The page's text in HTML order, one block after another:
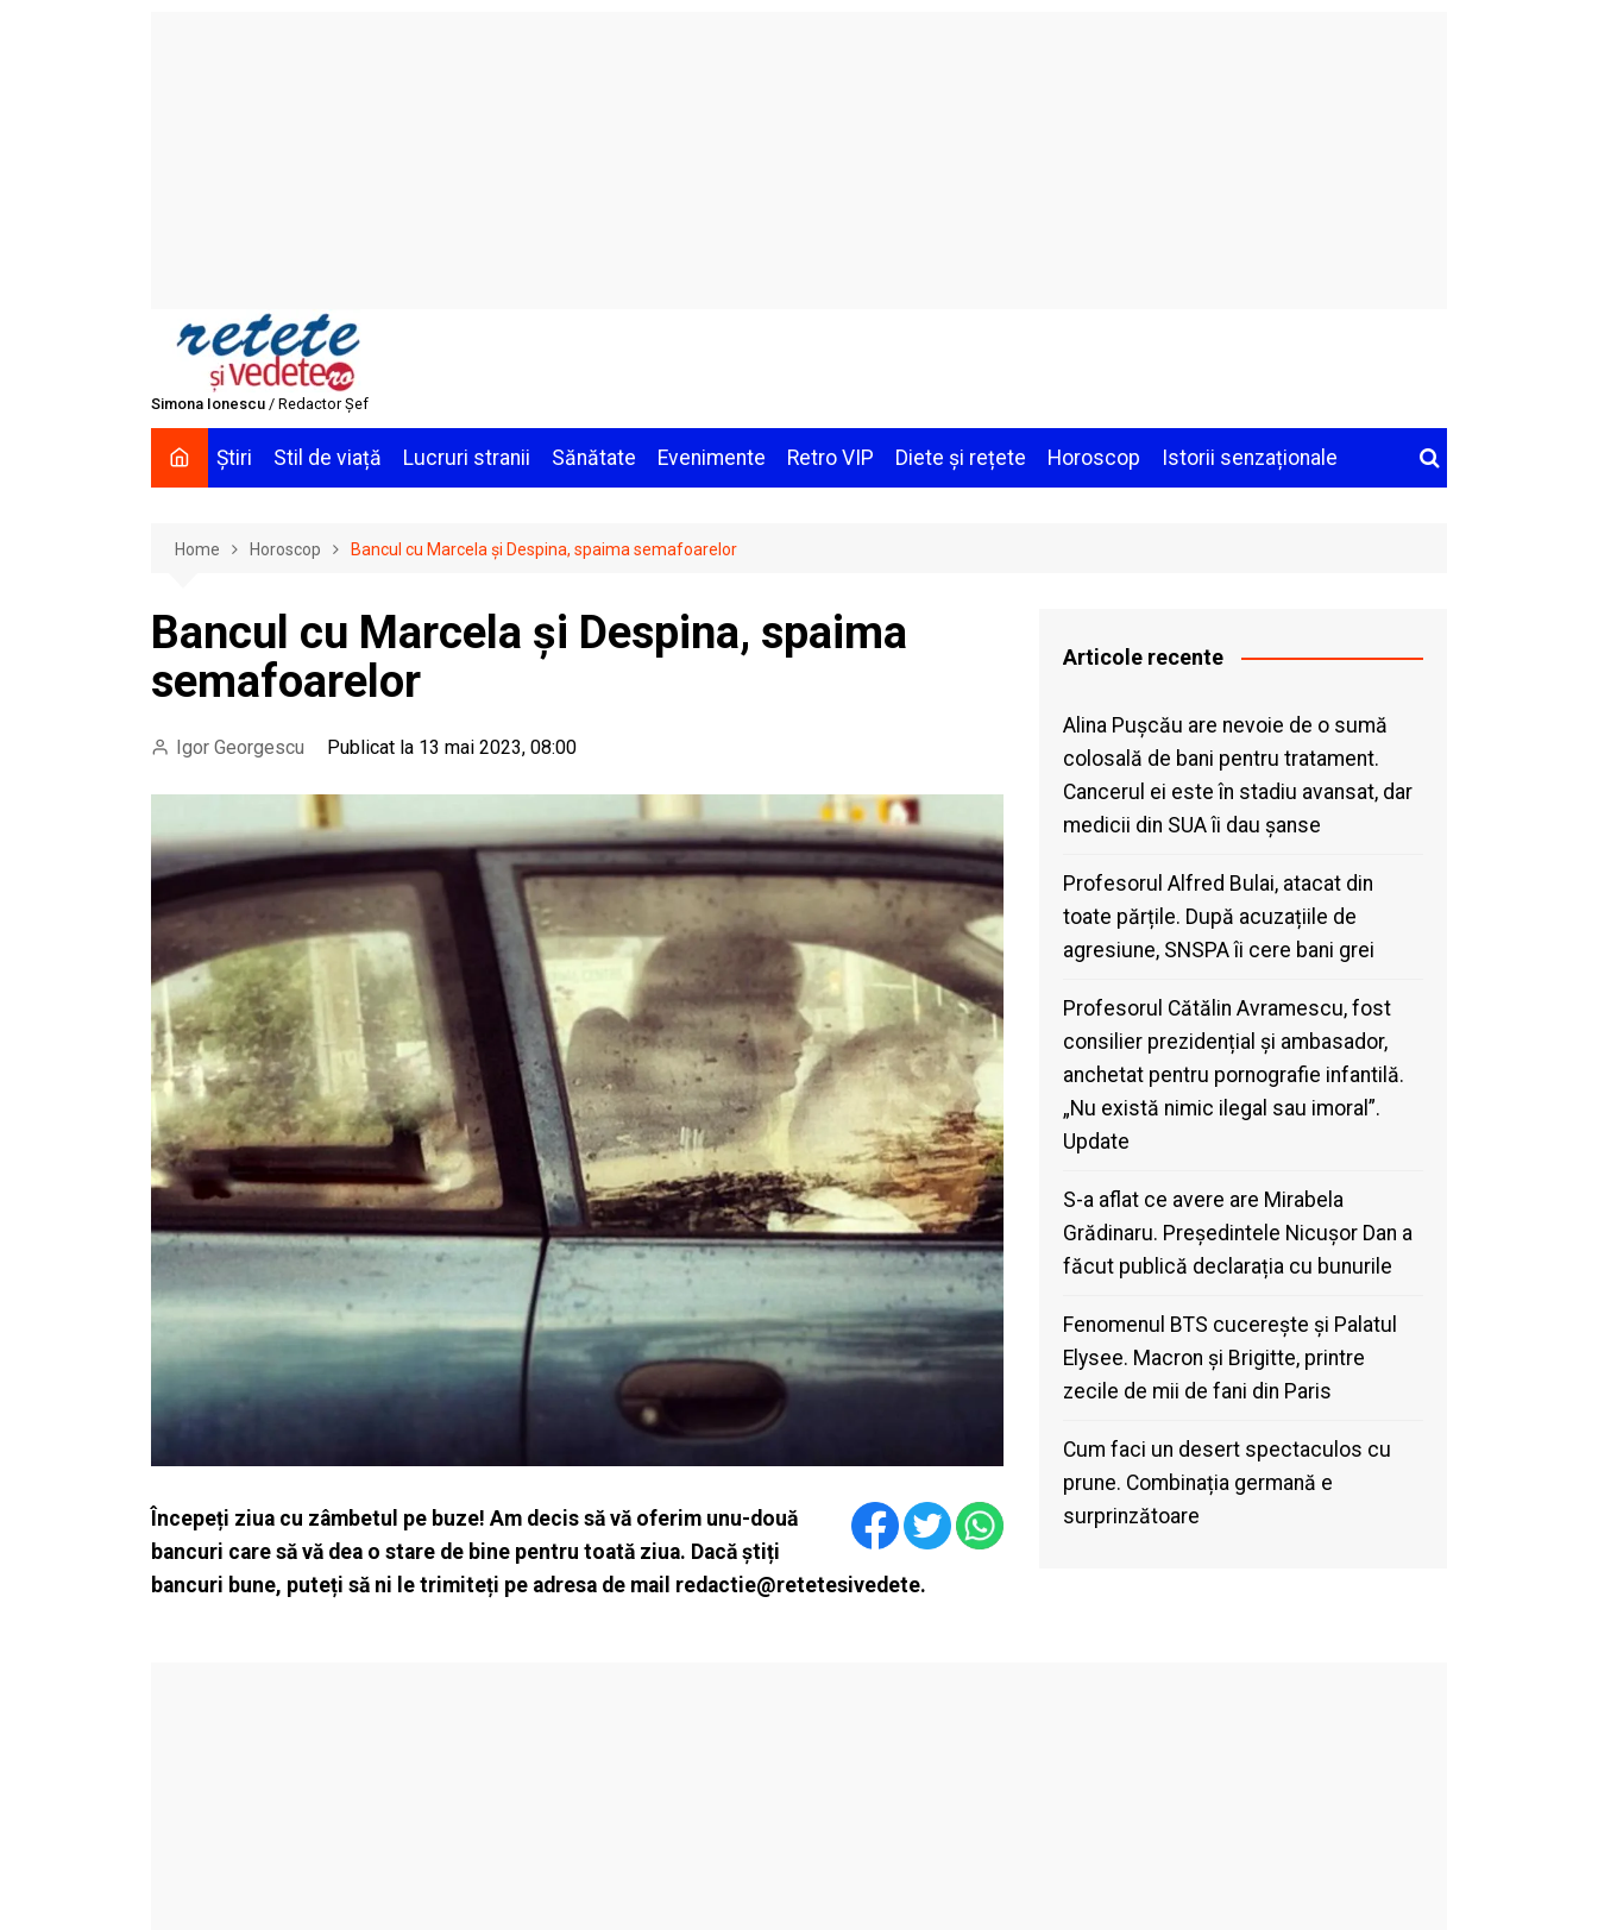
Simona Ionescu / Redactor Șef
Știri Stil de viață Lucruri stranii Sănătate Evenimente Retro VIP Diete și rețete Horoscop Istorii senzaționale
Home Horoscop Bancul cu Marcela și Despina, spaima semafoarelor
Bancul cu Marcela și Despina, spaima
semafoarelor
Igor Georgescu Publicat la 13 mai 2023, 08:00
Începeți ziua cu zâmbetul pe buze! Am decis să vă oferim unu-două
bancuri care să vă dea o stare de bine pentru toată ziua. Dacă știți
bancuri bune, puteți să ni le trimiteți pe adresa de mail redactie@retetesivedete.
Articole recente
Alina Pușcău are nevoie de o sumă
colosală de bani pentru tratament.
Cancerul ei este în stadiu avansat, dar
medicii din SUA îi dau șanse
Profesorul Alfred Bulai, atacat din
toate părțile. După acuzațiile de
agresiune, SNSPA îi cere bani grei
Profesorul Cătălin Avramescu, fost
consilier prezidențial și ambasador,
anchetat pentru pornografie infantilă.
„Nu există nimic ilegal sau imoral”.
Update
S-a aflat ce avere are Mirabela
Grădinaru. Președintele Nicușor Dan a
făcut publică declarația cu bunurile
Fenomenul BTS cucerește și Palatul
Elysee. Macron și Brigitte, printre
zecile de mii de fani din Paris
Cum faci un desert spectaculos cu
prune. Combinația germană e
surprinzătoare